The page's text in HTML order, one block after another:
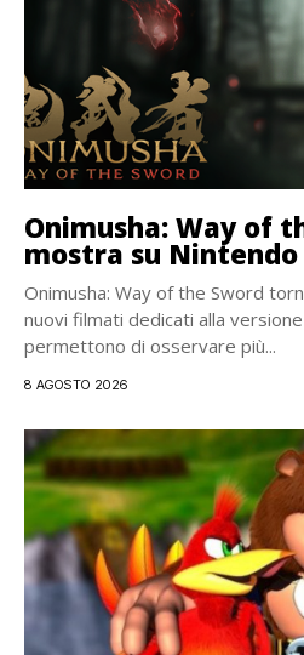
Onimusha: Way of
mostra su Nintendo
Onimusha: Way of the Sword
nuovi filmati dedicati alla
permettono di osservare più...
8 AGOSTO 2026